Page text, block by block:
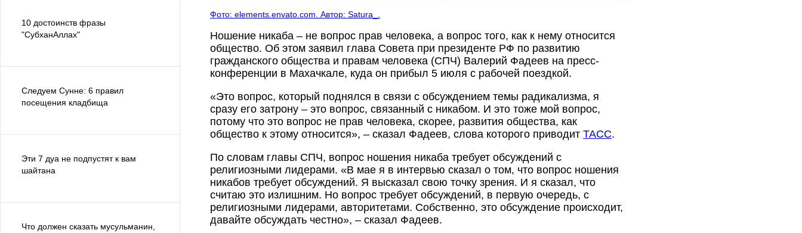
10 достоинств фразы
"СубханАллах"
Следуем Сунне: 6 правил
посещения кладбища
Эти 7 дуа не подпустят к вам
шайтана
Что должен сказать мусульманин,
Фото: elements.envato.com. Автор: Satura_.
Ношение никаба – не вопрос прав человека, а вопрос того, как к нему относится
общество. Об этом заявил глава Совета при президенте РФ по развитию
гражданского общества и правам человека (СПЧ) Валерий Фадеев на пресс-
конференции в Махачкале, куда он прибыл 5 июля с рабочей поездкой.
«Это вопрос, который поднялся в связи с обсуждением темы радикализма, я
сразу его затрону – это вопрос, связанный с никабом. И это тоже мой вопрос,
потому что это вопрос не прав человека, скорее, развития общества, как
общество к этому относится», – сказал Фадеев, слова которого приводит ТАСС.
По словам главы СПЧ, вопрос ношения никаба требует обсуждений с
религиозными лидерами. «В мае я в интервью сказал о том, что вопрос ношения
никабов требует обсуждений. Я высказал свою точку зрения. И я сказал, что
считаю это излишним. Но вопрос требует обсуждений, в первую очередь, с
религиозными лидерами, авторитетами. Собственно, это обсуждение происходит,
давайте обсуждать честно», – сказал Фадеев.